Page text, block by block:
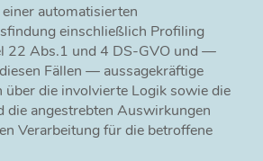
automatisierten
einschließlich Profiling
22 Abs.1 und 4 DS-GVO und —
Fällen — aussagekräftige
über die involvierte Logik sowie die
die angestrebten Auswirkungen
Verarbeitung für die betroffene